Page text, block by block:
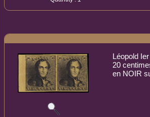
Léopold
20
en NOIR